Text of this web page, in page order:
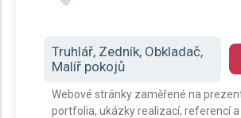
Truhlář, Zedník, Obkladač,
Malíř pokojů
Webové stránky zaměřené na
portfolia, ukázky realizací, referencí a